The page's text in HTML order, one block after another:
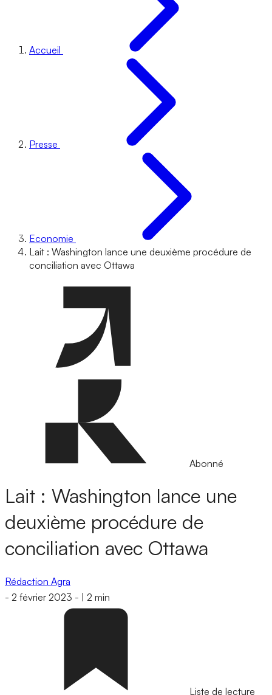
Accueil
Presse
Economie
Lait : Washington lance une deuxième procédure de
conciliation avec Ottawa
Abonné
Lait : Washington lance une
deuxième procédure de
conciliation avec Ottawa
Rédaction Agra
- 2 février 2023 - 2 min
Liste de lecture